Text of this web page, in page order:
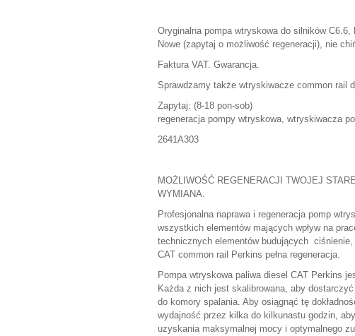
Oryginalna pompa wtryskowa do silników
Nowe (zapytaj o możliwość regeneracji), nie
Faktura VAT. Gwarancja.
Sprawdzamy także wtryskiwacze common rail
Zapytaj: (8-18 pon-sob)
regeneracja pompy wtryskowa, wtryskiwacza
2641A303
MOŻLIWOŚĆ REGENERACJI TWOJEJ
WYMIANA.
Profesjonalna naprawa i regeneracja pomp
wszystkich elementów mających wpływ na
technicznych elementów budujących
CAT common rail Perkins pełna regeneracja.
Pompa wtryskowa paliwa diesel CAT Perkins
Każda z nich jest skalibrowana, aby
do komory spalania. Aby osiągnąć tę
wydajność przez kilka do kilkunastu godzin,
uzyskania maksymalnej mocy i optymalnego